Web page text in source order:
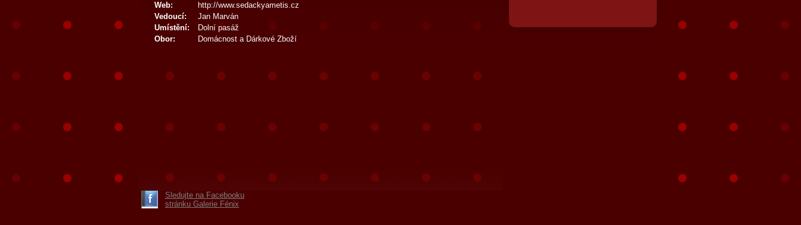
Web:
http://www.sedackyametis.cz
Vedoucí:
Jan Marván
Umístění:
Dolní pasáž
Obor:
Domácnost a Dárkové Zboží
Sledujte na Facebooku
stránku Galerie Fénix